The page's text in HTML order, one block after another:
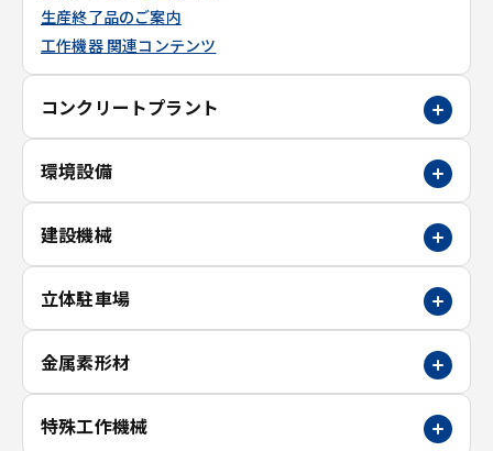
生産終了品のご案内
工作機器 関連コンテンツ
コンクリートプラント
環境設備
建設機械
立体駐車場
金属素形材
特殊工作機械